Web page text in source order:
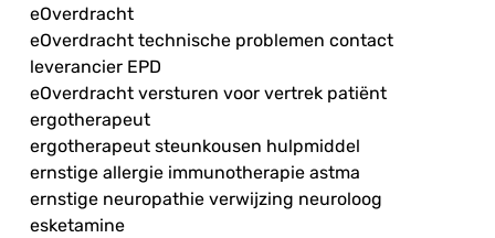
eOverdracht
eOverdracht technische problemen contact
leverancier EPD
eOverdracht versturen voor vertrek patiënt
ergotherapeut
ergotherapeut steunkousen hulpmiddel
ernstige allergie immunotherapie astma
ernstige neuropathie verwijzing neuroloog
esketamine